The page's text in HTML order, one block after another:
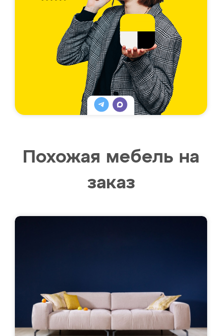
Похожая мебель на
заказ